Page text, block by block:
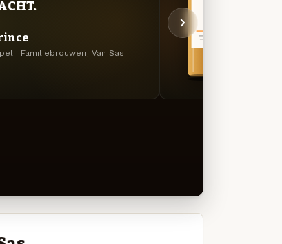
· Familiebrouwerij Van Sas